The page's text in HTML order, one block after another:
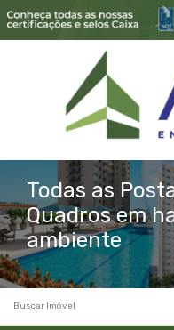
Todas as
Quadros em
ambiente
Buscar Imóvel